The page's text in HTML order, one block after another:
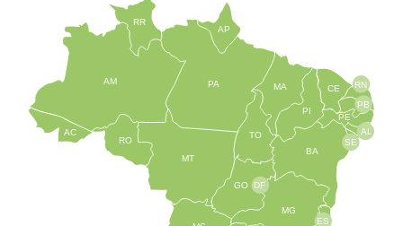
TO
BA
SE
PE
AL
RN
CE
PI
MA
AP
PA
RR
AM
AC
RO
MT
GO
MG
ES
DF
PB